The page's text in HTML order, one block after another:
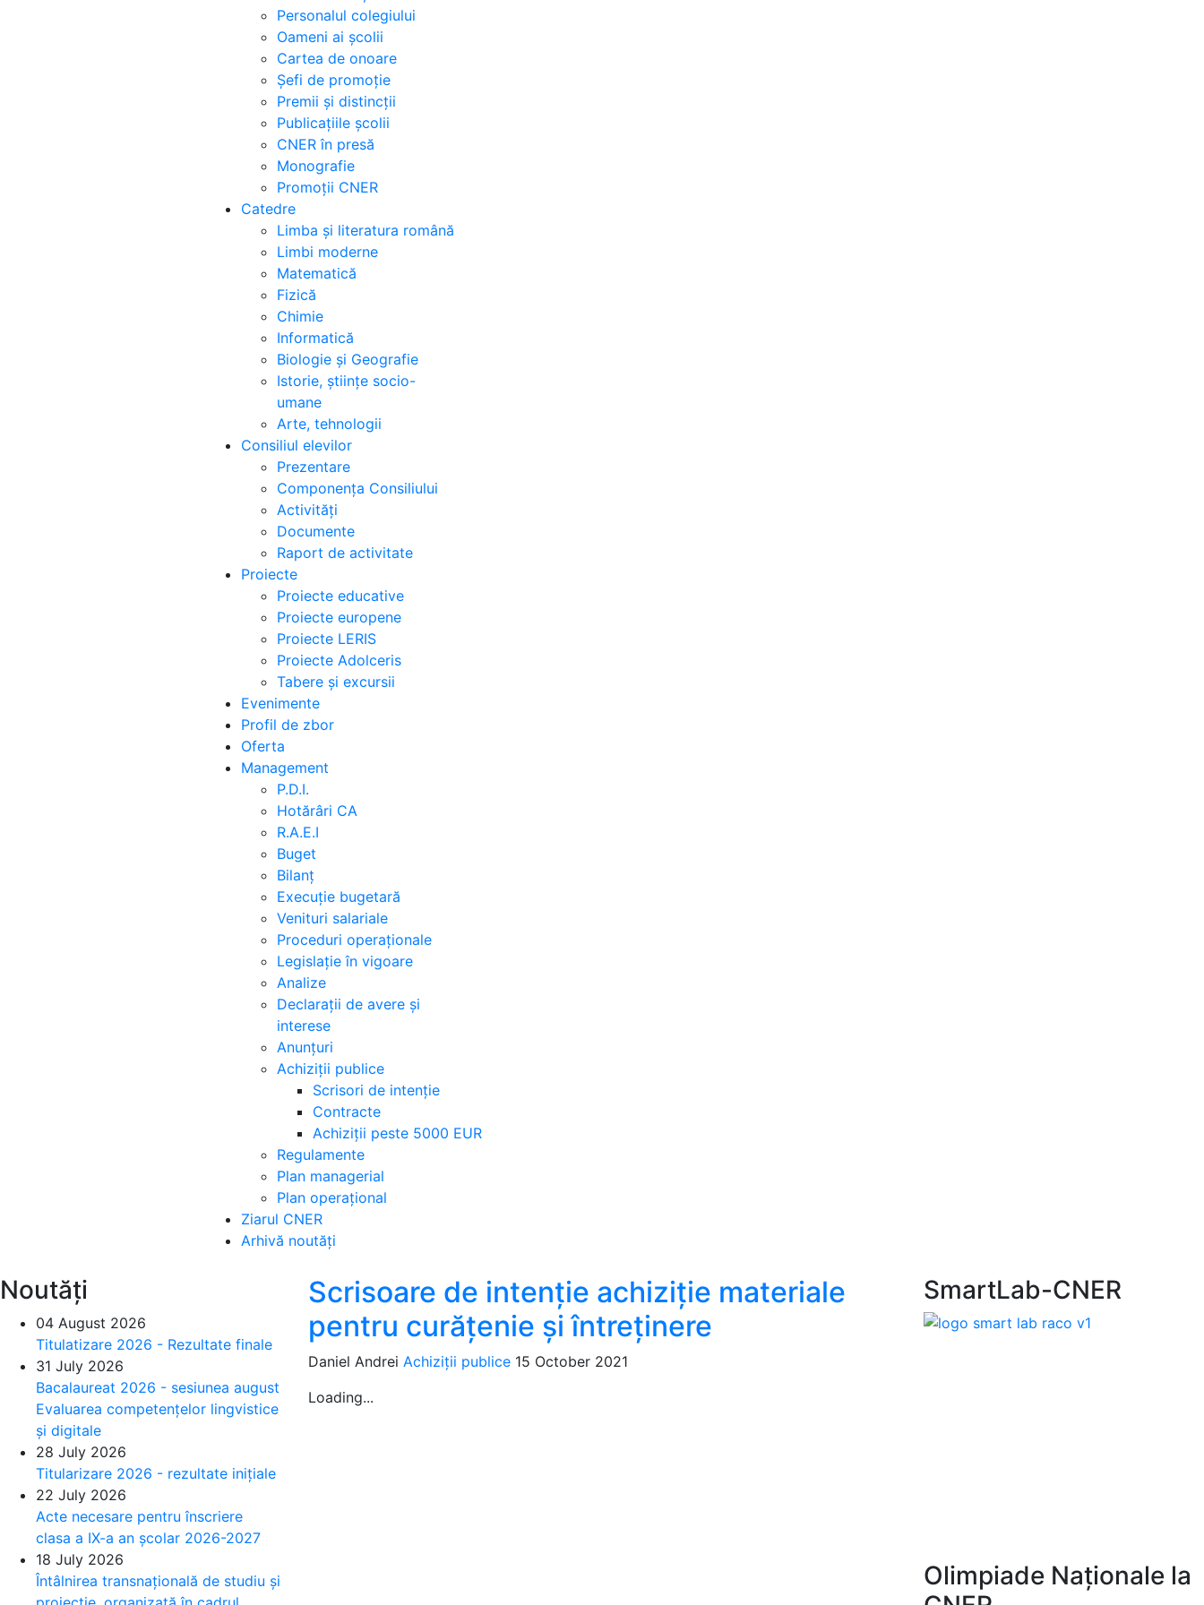
Personalul colegiului
Oameni ai școlii
Cartea de onoare
Șefi de promoție
Premii și distincții
Publicațiile școlii
CNER în presă
Monografie
Promoții CNER
Catedre
Limba și literatura română
Limbi moderne
Matematică
Fizică
Chimie
Informatică
Biologie și Geografie
Istorie, științe socio-
umane
Arte, tehnologii
Consiliul elevilor
Prezentare
Componența Consiliului
Activități
Documente
Raport de activitate
Proiecte
Proiecte educative
Proiecte europene
Proiecte LERIS
Proiecte Adolceris
Tabere și excursii
Evenimente
Profil de zbor
Oferta
Management
P.D.I.
Hotărâri CA
R.A.E.I
Buget
Bilanț
Execuție bugetară
Venituri salariale
Proceduri operaționale
Legislație în vigoare
Analize
Declarații de avere și
interese
Anunțuri
Achiziții publice
Scrisori de intenție
Contracte
Achiziții peste 5000 EUR
Regulamente
Plan managerial
Plan operațional
Ziarul CNER
Arhivă noutăți
Noutăți
04 August 2026
Titulatizare 2026 - Rezultate finale
31 July 2026
Bacalaureat 2026 - sesiunea august
Evaluarea competențelor lingvistice
și digitale
28 July 2026
Titularizare 2026 - rezultate inițiale
22 July 2026
Acte necesare pentru înscriere
clasa a IX-a an școlar 2026-2027
18 July 2026
Întâlnirea transnațională de studiu și
Scrisoare de intenție achiziție materiale
pentru curățenie și întreținere
Daniel Andrei Achiziții publice 15 October 2021
Loading...
SmartLab-CNER
Olimpiade Naționale la